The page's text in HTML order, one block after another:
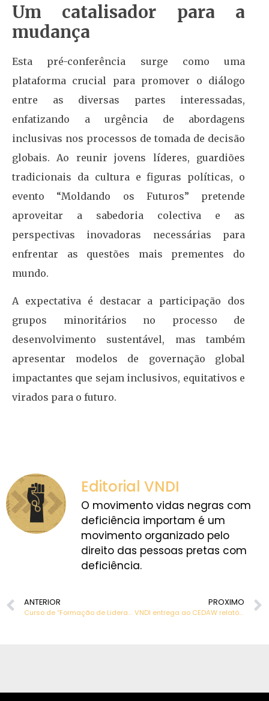
Um catalisador para a
mudança
Esta pré-conferência surge como uma
plataforma crucial para promover o diálogo
entre as diversas partes interessadas,
enfatizando a urgência de abordagens
inclusivas nos processos de tomada de decisão
globais. Ao reunir jovens líderes, guardiões
tradicionais da cultura e figuras políticas, o
evento “Moldando os Futuros” pretende
aproveitar a sabedoria colectiva e as
perspectivas inovadoras necessárias para
enfrentar as questões mais prementes do
mundo.
A expectativa é destacar a participação dos
grupos minoritários no processo de
desenvolvimento sustentável, mas também
apresentar modelos de governação global
impactantes que sejam inclusivos, equitativos e
virados para o futuro.
Editorial VNDI
O movimento vidas negras com
deficiência importam é um
movimento organizado pelo
direito das pessoas pretas com
deficiência.
ANTERIOR
Curso de “Formação de Lideranças Negras com Deficiência” está com matriculas abertas
PROXIMO
VNDI entrega ao CEDAW relatório sobre mulheres negras com deficiência